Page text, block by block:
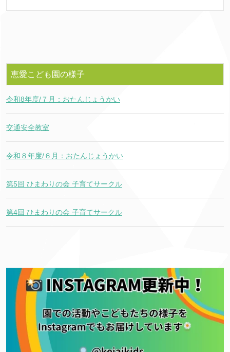
恵愛こども園の様子
令和8年度/７月：おたんじょうかい
交通安全教室
令和８年度/６月：おたんじょうかい
第5回 ひまわりの会 子育てサークル
第4回 ひまわりの会 子育てサークル